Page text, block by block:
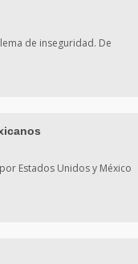
de inseguridad. De
Estados Unidos y México